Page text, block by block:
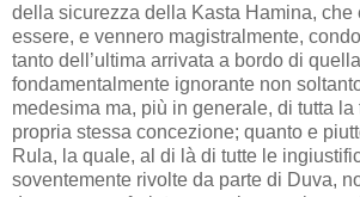
della sicurezza della Kasta Hamina, che
essere, e vennero magistralmente,
tanto dell’ultima arrivata a bordo di
fondamentalmente ignorante non
medesima ma, più in generale, di tutta
propria stessa concezione; quanto e
Rula, la quale, al di là di tutte le
soventemente rivolte da parte di Duva,